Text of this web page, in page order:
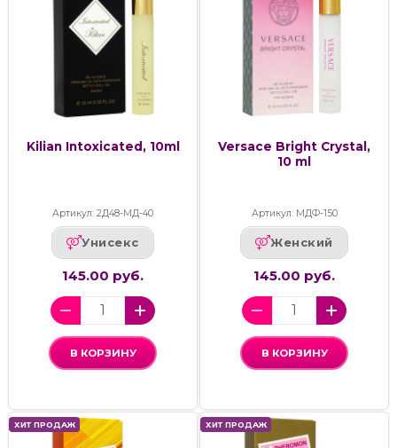
Kilian Intoxicated, 10ml
Артикул: 2Д48-МД-40
Унисекс
145.00 руб.
В КОРЗИНУ
Versace Bright Crystal,
10 ml
Артикул: МДФ-150
Женский
145.00 руб.
В КОРЗИНУ
ХИТ ПРОДАЖ ХИТ ПРОДАЖ